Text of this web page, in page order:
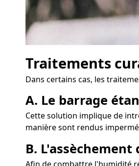
Traitements
Dans certains cas, les
A. Le barrage
Cette solution implique de
manière sont rendus
B. L'assèchement